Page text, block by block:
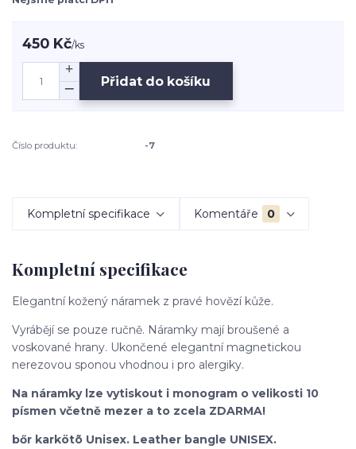
450 Kč/ks
Přidat do košíku
Číslo produktu: -7
Kompletní specifikace Komentáře 0
Kompletní specifikace
Elegantní kožený náramek z pravé hovězí kůže.
Vyrábějí se pouze ručně. Náramky mají broušené a
voskované hrany. Ukončené elegantní magnetickou
nerezovou sponou vhodnou i pro alergiky.
Na náramky lze vytiskout i monogram o velikosti 10
písmen včetně mezer a to zcela ZDARMA!
bőr karkötõ Unisex. Leather bangle UNISEX.